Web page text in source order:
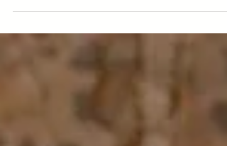
Keine emotionale Bindung zum Partner
- Was tun? Lies den Blog Beitrag von CAST